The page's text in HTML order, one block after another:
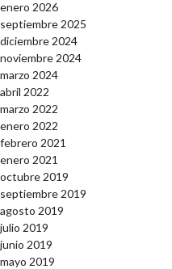
enero 2026
septiembre 2025
diciembre 2024
noviembre 2024
marzo 2024
abril 2022
marzo 2022
enero 2022
febrero 2021
enero 2021
octubre 2019
septiembre 2019
agosto 2019
julio 2019
junio 2019
mayo 2019